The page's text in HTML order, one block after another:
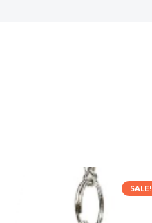
SALE!